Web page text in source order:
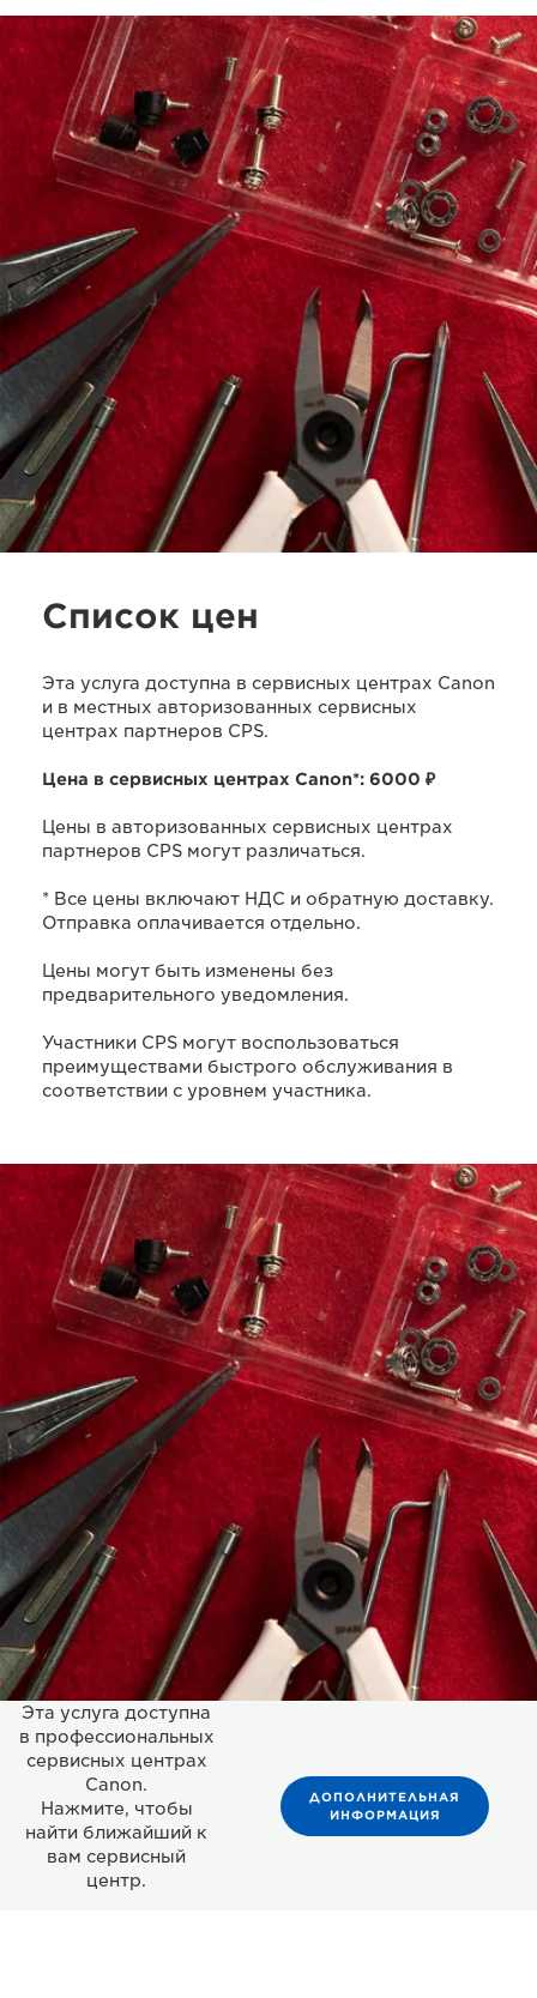
Список цен
Эта услуга доступна в сервисных центрах Canon
и в местных авторизованных сервисных
центрах партнеров CPS.
Цена в сервисных центрах Canon*: 6000 ₽
Цены в авторизованных сервисных центрах
партнеров CPS могут различаться.
* Все цены включают НДС и обратную доставку.
Отправка оплачивается отдельно.
Цены могут быть изменены без
предварительного уведомления.
Участники CPS могут воспользоваться
преимуществами быстрого обслуживания в
соответствии с уровнем участника.
Эта услуга доступна
в профессиональных
сервисных центрах
Canon.
Нажмите, чтобы
найти ближайший к
вам сервисный
центр.
ДОПОЛНИТЕЛЬНАЯ
ИНФОРМАЦИЯ